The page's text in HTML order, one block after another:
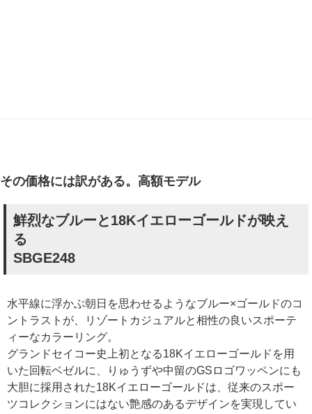
その価格には訳がある。高額モデル
鮮烈なブルーと18Kイエローゴールドが映え
る
SBGE248
水平線に浮かぶ朝日を思わせるようなブルー×ゴールドのコ
ントラストが、リゾートカジュアルと相性の良いスポーテ
ィーなカラーリング。
グランドセイコー史上初となる18Kイエローゴールドを用
いた回転ベゼルに、りゅうずや中留のGSロゴワッペンにも
大胆に採用された18Kイエローゴールドは、従来のスポー
ツコレクションにはない艶感のあるデザインを実現してい